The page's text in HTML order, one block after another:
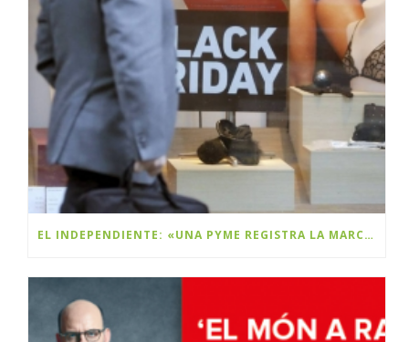
EL INDEPENDIENTE: «UNA PYME REGISTRA LA MARCA BLACK FRIDAY Y PLANEA COBRAR DERECHOS A LAS MULTINACIONALES»